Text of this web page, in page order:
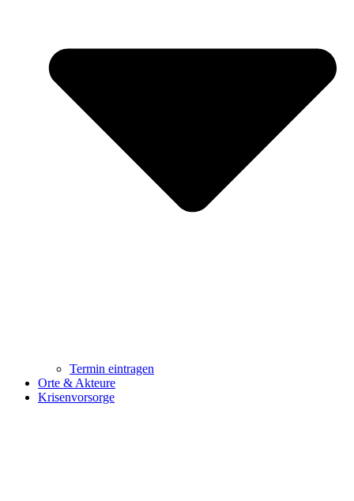
Termin eintragen
Orte & Akteure
Krisenvorsorge